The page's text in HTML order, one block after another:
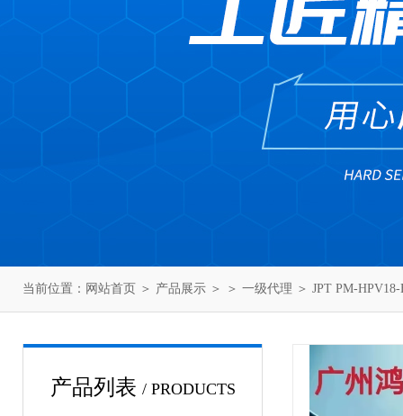
当前位置： 网站首页 ＞ 产品展示 ＞ ＞ 一级代理 ＞ JPT PM-
产品列表 / PRODUCTS